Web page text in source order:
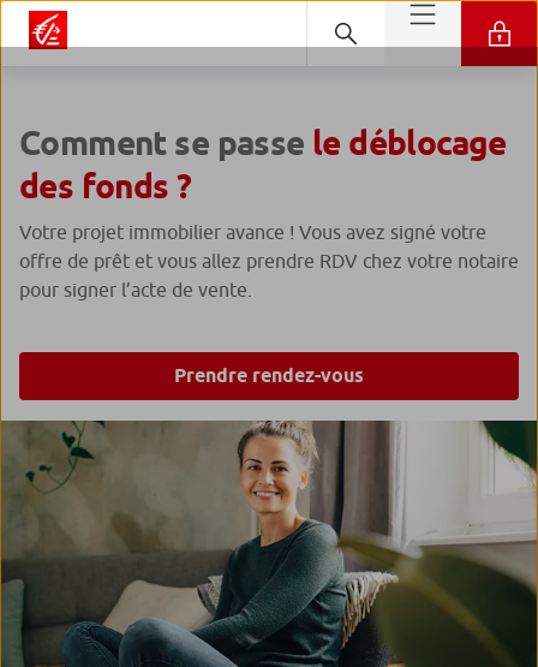
Comment se passe le déblocage
des fonds ?
Votre projet immobilier avance ! Vous avez signé votre
offre de prêt et vous allez prendre RDV chez votre notaire
pour signer l’acte de vente.
Prendre rendez-vous